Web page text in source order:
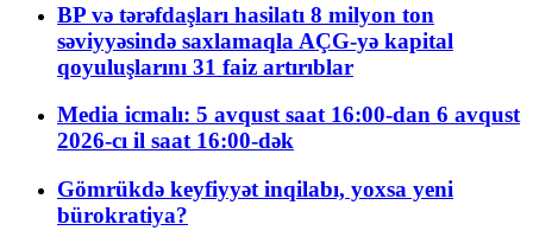
BP və tərəfdaşları hasilatı 8 milyon ton
səviyyəsində saxlamaqla AÇG-yə kapital
qoyuluşlarını 31 faiz artırıblar
Media icmalı: 5 avqust saat 16:00-dan 6 avqust
2026-cı il saat 16:00-dək
Gömrükdə keyfiyyət inqilabı, yoxsa yeni
bürokratiya?